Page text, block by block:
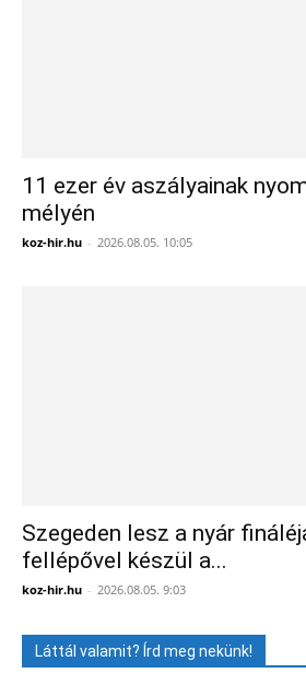
11 ezer év aszályainak
mélyén
koz-hir.hu - 2026.08.05. 10:05
Szegeden lesz a nyár
fellépővel készül a...
koz-hir.hu - 2026.08.05. 9:03
Láttál valamit? Írd meg nekünk!